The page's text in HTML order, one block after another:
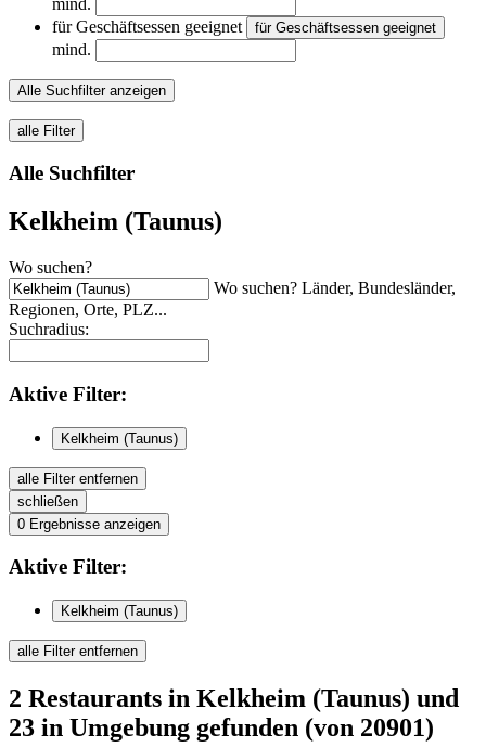
für Geschäftsessen geeignet
für Geschäftsessen geeignet
mind.
Alle Suchfilter anzeigen
alle Filter
Alle Suchfilter
Kelkheim (Taunus)
Wo suchen?
Wo suchen? Länder, Bundesländer,
Regionen, Orte, PLZ...
Suchradius:
Aktive Filter:
Kelkheim (Taunus)
alle Filter entfernen
schließen
0 Ergebnisse anzeigen
Aktive Filter:
Kelkheim (Taunus)
alle Filter entfernen
2 Restaurants in Kelkheim (Taunus) und
23 in Umgebung gefunden (von 20901)